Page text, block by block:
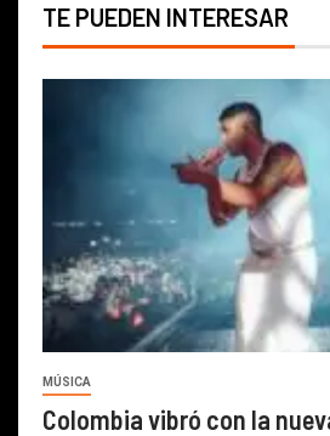
TE PUEDEN INTERESAR
MÚSICA
Colombia vibró con la